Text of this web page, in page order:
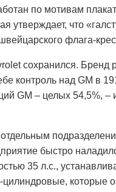
по мотивам
утверждает, что
флага-
сохранился. Бренд
контроль над GM в
GM – целых 54,5%, –
отдельным
быстро
35 л.с.,
которые